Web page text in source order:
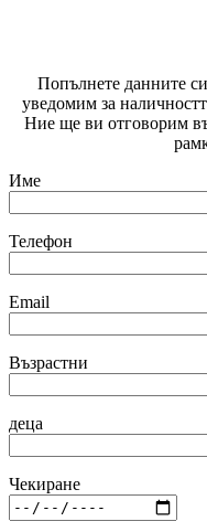
Попълнете данните
уведомим за
Ние ще ви отговорим
Име
Телефон
Email
Възрастни
деца
Чекиране